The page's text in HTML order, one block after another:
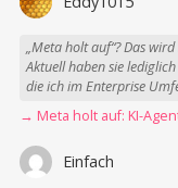
„Meta holt auf“? Das
Aktuell haben sie
die ich im Enterprise
Einfach